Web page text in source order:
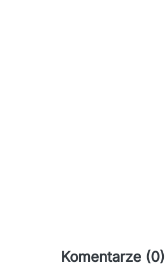
Komentarze (0)